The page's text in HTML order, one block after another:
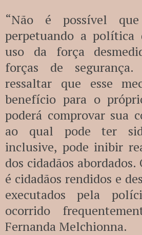
“Não é possível
perpetuando a
uso da força
forças de
ressaltar que esse
benefício para o
poderá comprovar sua
ao qual pode ter
inclusive, pode inibir
dos cidadãos abordados.
é cidadãos rendidos e
executados pela
ocorrido
Fernanda Melchionna.